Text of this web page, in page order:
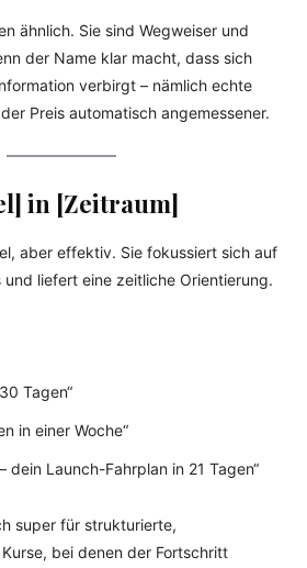
ähnlich. Sie sind Wegweiser und
der Name klar macht, dass sich
verbirgt – nämlich echte
Preis automatisch angemessener.
in [Zeitraum]
aber effektiv. Sie fokussiert sich auf
liefert eine zeitliche Orientierung.
Tagen“
in einer Woche“
dein Launch-Fahrplan in 21 Tagen“
super für strukturierte,
bei denen der Fortschritt